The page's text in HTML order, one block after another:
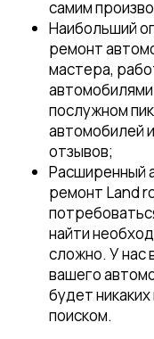
самим
Наибольший
ремонт
мастера,
послужном
автомобилей
отзывов;
Расширенный
ремонт Land
найти
сложно. У нас
вашего
будет
поиском.